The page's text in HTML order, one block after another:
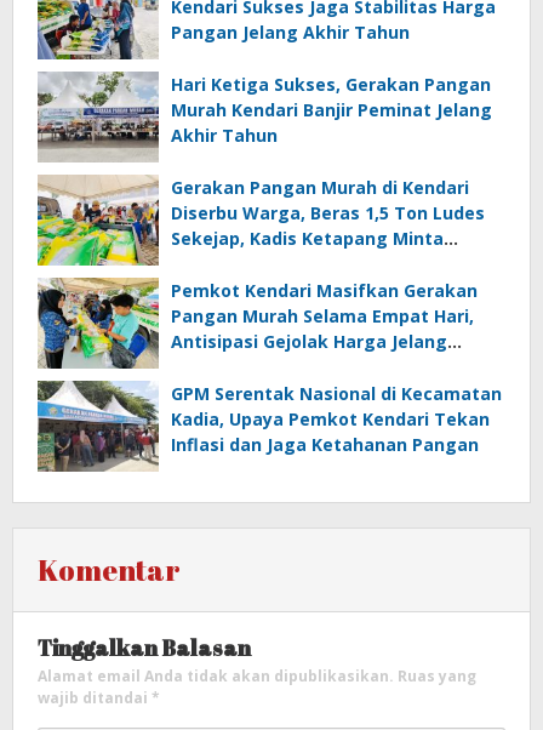
Kendari Sukses Jaga Stabilitas Harga
Pangan Jelang Akhir Tahun
Hari Ketiga Sukses, Gerakan Pangan
Murah Kendari Banjir Peminat Jelang
Akhir Tahun
Gerakan Pangan Murah di Kendari
Diserbu Warga, Beras 1,5 Ton Ludes
Sekejap, Kadis Ketapang Minta
Pemkot Kendari Masifkan Gerakan
Pangan Murah Selama Empat Hari,
Antisipasi Gejolak Harga Jelang
GPM Serentak Nasional di Kecamatan
Kadia, Upaya Pemkot Kendari Tekan
Inflasi dan Jaga Ketahanan Pangan
Komentar
Tinggalkan Balasan
Alamat email Anda tidak akan dipublikasikan. Ruas yang
wajib ditandai *